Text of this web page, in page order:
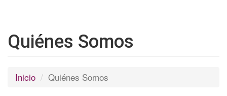
Quiénes Somos
Inicio Quiénes Somos